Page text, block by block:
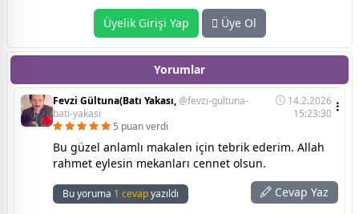
Üyelik Girişi Yap Üye Ol
Yorumlar
Fevzi Gültuna(Batı Yakası,@fevzi-gultuna-
bati-yakasi
14.2.2026
15:23:30
5 puan verdi
Bu güzel anlamlı makalen için tebrik ederim. Allah
rahmet eylesin mekanları cennet olsun.
Bu yoruma 1 cevapyazıldı Cevap Yaz